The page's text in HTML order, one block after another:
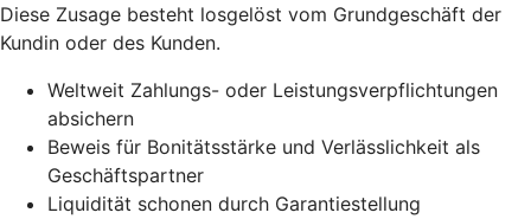
Diese Zusage besteht losgelöst vom Grundgeschäft der
Kundin oder des Kunden.
Weltweit Zahlungs- oder Leistungsverpflichtungen
absichern
Beweis für Bonitätsstärke und Verlässlichkeit als
Geschäftspartner
Liquidität schonen durch Garantiestellung